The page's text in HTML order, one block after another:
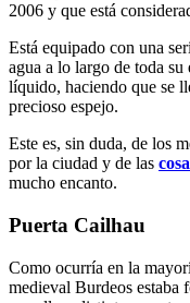
2006 y que está
Está equipado con una
agua a lo largo de toda
líquido, haciendo que se
precioso espejo.
Este es, sin duda, de los
por la ciudad y de las
mucho encanto.
Puerta Cailhau
Como ocurría en la
medieval Burdeos estaba